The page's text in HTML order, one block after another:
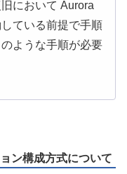
において Aurora
ている前提で手順
ような手順が必要
ン構成方式について